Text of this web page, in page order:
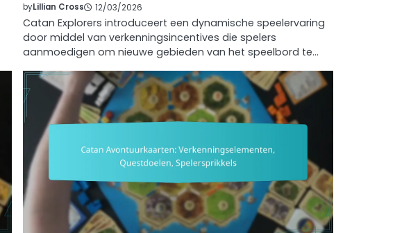
byLillian Cross 12/03/2026
Catan Explorers introduceert een dynamische speelervaring
door middel van verkenningsincentives die spelers
aanmoedigen om nieuwe gebieden van het speelbord te…